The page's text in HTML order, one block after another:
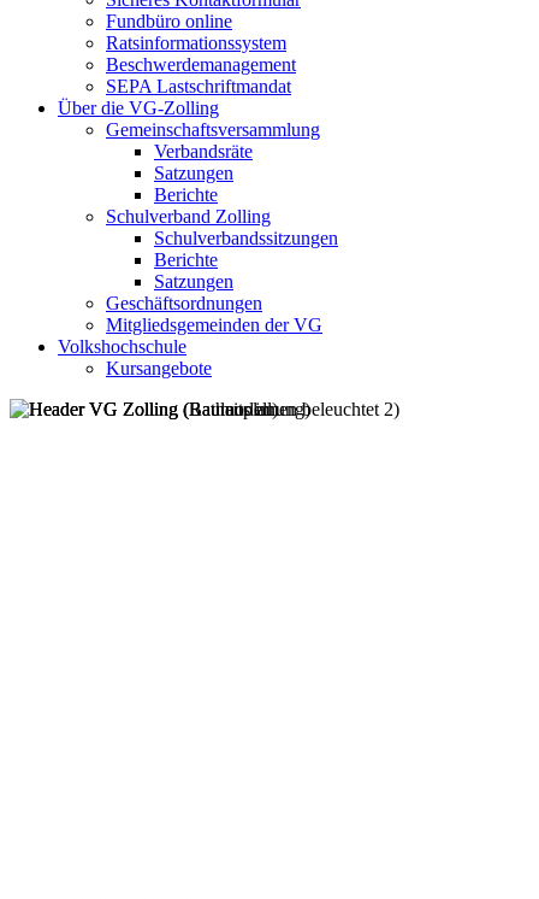
Fundbüro online
Ratsinformationssystem
Beschwerdemanagement
SEPA Lastschriftmandat
Über die VG-Zolling
Gemeinschaftsversammlung
Verbandsräte
Satzungen
Berichte
Schulverband Zolling
Schulverbandssitzungen
Berichte
Satzungen
Geschäftsordnungen
Mitgliedsgemeinden der VG
Volkshochschule
Kursangebote